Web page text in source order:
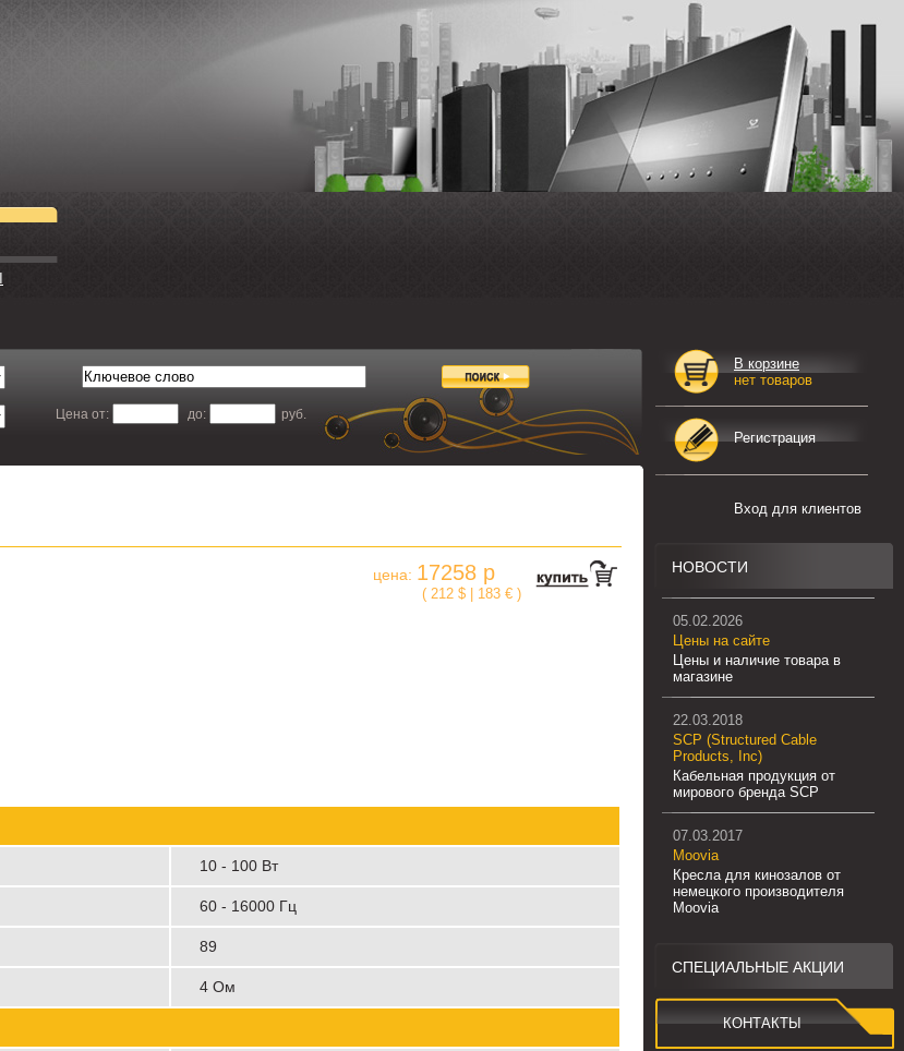
Цена от: до: руб.
цена: 17258 р
( 212 $ | 183 € )
10 - 100 Вт
60 - 16000 Гц
89
4 Ом
В корзине
нет товаров
Регистрация
Вход для клиентов
НОВОСТИ
05.02.2026
Цены на сайте
Цены и наличие товара в
магазине
22.03.2018
SCP (Structured Cable
Products, Inc)
Кабельная продукция от
мирового бренда SCP
07.03.2017
Moovia
Кресла для кинозалов от
немецкого производителя
Moovia
СПЕЦИАЛЬНЫЕ АКЦИИ
КОНТАКТЫ